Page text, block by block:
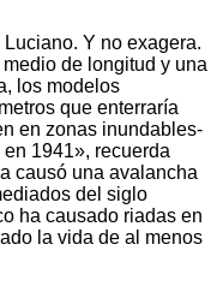
Y no exagera.
de longitud y una
los modelos
que enterraría
en zonas inundables-
1941», recuerda
causó una avalancha
del siglo
ha causado riadas en
la vida de al menos